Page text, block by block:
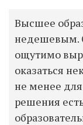
Высшее
недешевым.
ощутимо
оказаться
не менее
решения